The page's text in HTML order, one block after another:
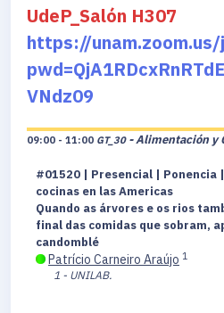
UdeP_Salón H307
https://
VNdz09
09:00 - 11:00 GT_30 - Alimentación y
#01520 | Presencial | Ponencia
cocinas en las Americas
Quando as árvores e os rios
final das comidas que sobram,
candomblé
Patrício Carneiro Araújo 1
1 - UNILAB.